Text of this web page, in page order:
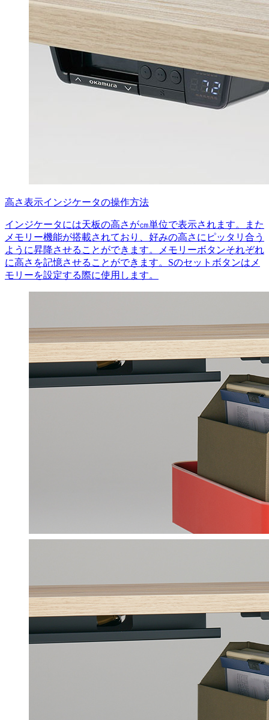
高さ表示インジケータの操作方法
インジケータには天板の高さが㎝単位で表示されます。また
メモリー機能が搭載されており、好みの高さにピッタリ合う
ように昇降させることができます。メモリーボタンそれぞれ
に高さを記憶させることができます。Sのセットボタンはメ
モリーを設定する際に使用します。